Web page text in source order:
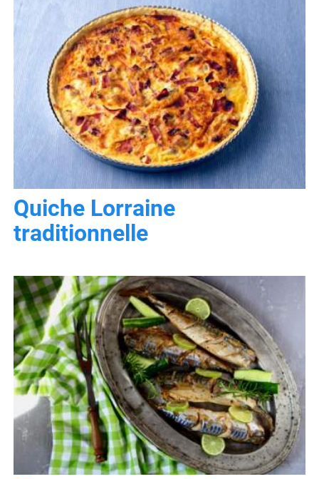
Quiche Lorraine
traditionnelle